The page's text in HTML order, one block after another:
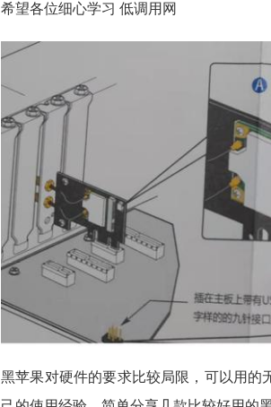
希望各位细心学习 低调用网
黑苹果对硬件的要求比较局限，可以用的